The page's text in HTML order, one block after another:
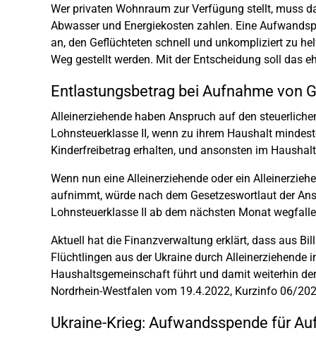
Wer privaten Wohnraum zur Verfügung stellt, muss
Abwasser und Energiekosten zahlen. Eine
an, den Geflüchteten schnell und unkompliziert zu
Weg gestellt werden. Mit der Entscheidung soll das
Entlastungsbetrag bei Aufnahme von
Alleinerziehende haben Anspruch auf den
Lohnsteuerklasse II, wenn zu ihrem Haushalt
Kinderfreibetrag erhalten, und ansonsten im
Wenn nun eine Alleinerziehende oder ein
aufnimmt, würde nach dem Gesetzeswortlaut der
Lohnsteuerklasse II ab dem nächsten Monat
Aktuell hat die Finanzverwaltung erklärt, dass aus
Flüchtlingen aus der Ukraine durch
Haushaltsgemeinschaft führt und damit weiterhin
Nordrhein-Westfalen vom 19.4.2022, Kurzinfo 06/
Ukraine-Krieg: Aufwandsspende für